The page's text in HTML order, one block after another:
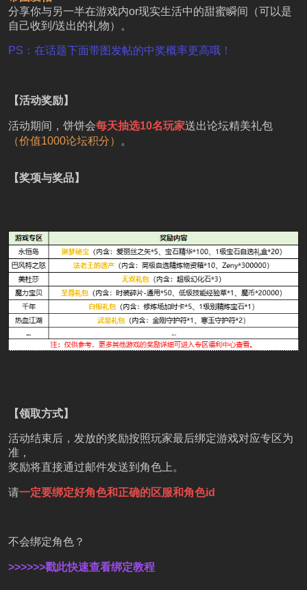
分享你与另一半在游戏内or现实生活中的甜蜜瞬间（可以是
自己收到/送出的礼物）。
PS：在话题下面带图发帖的中奖概率更高哦！
【活动奖励】
活动期间，饼饼会每天抽选10名玩家送出论坛精美礼包
（价值1000论坛积分）
。
【奖项与奖品】
【领取方式】
活动结束后，发放的奖励按照玩家最后绑定游戏对应专区为
准，
奖励将直接通过邮件发送到角色上。
请一定要绑定好角色和正确的区服和角色id
不会绑定角色？
>>>>>>戳此快速查看绑定教程